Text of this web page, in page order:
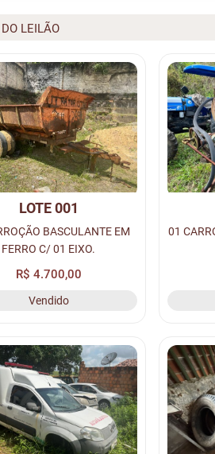
LEILÃO
LOTE 001
BASCULANTE EM
FERRO C/ 01 EIXO.
R$ 4.700,00
Vendido
01